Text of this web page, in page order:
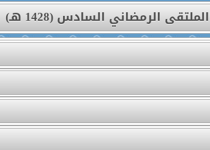
الملتقى الرمضاني السادس (1428 هـ)